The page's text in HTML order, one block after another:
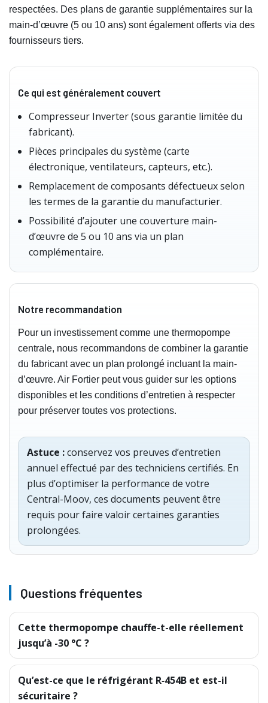
respectées. Des plans de garantie supplémentaires sur la
main-d’œuvre (5 ou 10 ans) sont également offerts via des
fournisseurs tiers.
Ce qui est généralement couvert
Compresseur Inverter (sous garantie limitée du
fabricant).
Pièces principales du système (carte
électronique, ventilateurs, capteurs, etc.).
Remplacement de composants défectueux selon
les termes de la garantie du manufacturier.
Possibilité d’ajouter une couverture main-
d’œuvre de 5 ou 10 ans via un plan
complémentaire.
Notre recommandation
Pour un investissement comme une thermopompe
centrale, nous recommandons de combiner la garantie
du fabricant avec un plan prolongé incluant la main-
d’œuvre. Air Fortier peut vous guider sur les options
disponibles et les conditions d’entretien à respecter
pour préserver toutes vos protections.
Astuce :conservez vos preuves d’entretien
annuel effectué par des techniciens certifiés. En
plus d’optimiser la performance de votre
Central-Moov, ces documents peuvent être
requis pour faire valoir certaines garanties
prolongées.
Questions fréquentes
Cette thermopompe chauffe-t-elle réellement
jusqu’à -30 °C ?
Qu’est-ce que le réfrigérant R‑454B et est-il
sécuritaire ?